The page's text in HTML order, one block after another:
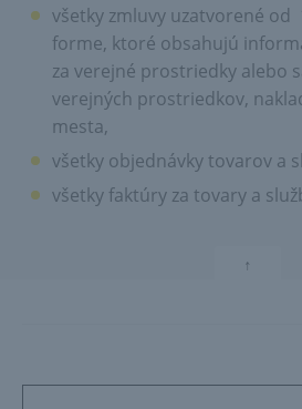
všetky zmluvy uzatvorené od
forme, ktoré obsahujú
za verejné prostriedky alebo
verejných prostriedkov,
mesta,
všetky objednávky tovarov a
všetky faktúry za tovary a
↑